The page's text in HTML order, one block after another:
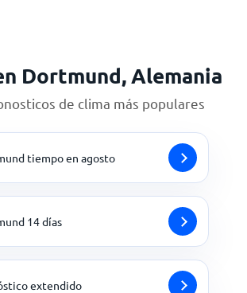
Dortmund, Alemania
de clima más populares
tiempo en agosto
14 días
extendido